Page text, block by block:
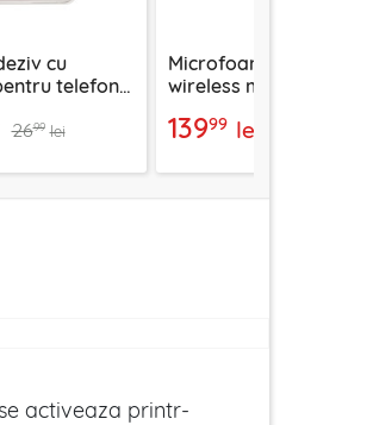
cu
telefon
2699 lei
Microfoane lavalier
wireless magnetice,
13999 lei
activeaza printr-